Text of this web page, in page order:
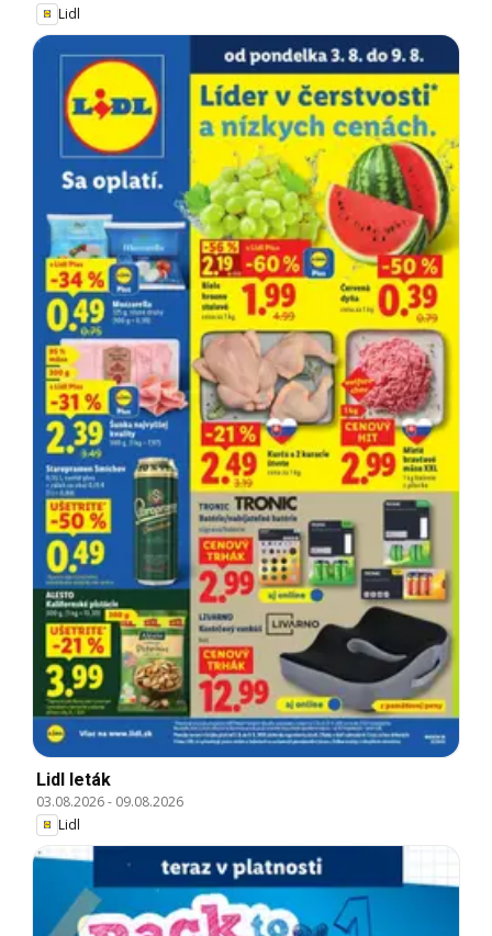
Lidl
Lidl leták
03.08.2026- 09.08.2026
Lidl